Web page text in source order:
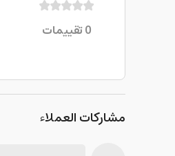
0تقييمات
مشاركات العملاء